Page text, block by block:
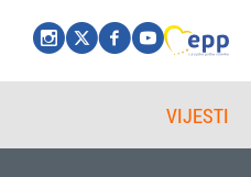
VIJESTI